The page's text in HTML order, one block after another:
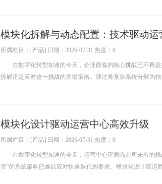
模块化拆解与动态配置：技术驱动运
所属栏目：[产品] 日期：2026-07-31 热度：0
在数字化转型加速的今天，企业面临的核心挑战已不再是
拆解正是应对这一挑战的关键策略。通过将复杂系统分解为
模块化设计驱动运营中心高效升级
所属栏目：[产品] 日期：2026-07-31 热度：0
在数字化转型加速的今天，运营中心正面临前所未有的挑
变”的系统架构已难以应对快速迭代的要求。模块化设计应运